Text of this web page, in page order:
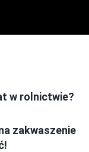
w rolnictwie?
zakwaszenie